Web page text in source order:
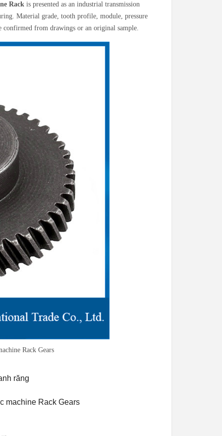
Rack is presented as an industrial transmission
Material grade, tooth profile, module, pressure
confirmed from drawings or an original sample.
Rack Gears
răng
machine Rack Gears